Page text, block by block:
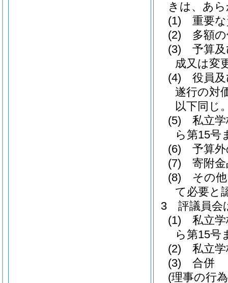
きは、あ
(1)
重要
(2)
多額
(3)
予算
成又は変
(4)
役員
遂行の対
以下同じ
(5)
私立
ら第15号
(6)
予算
(7)
寄附
(8)
その
て必要と
3
評議員会
(1)
私立
ら第15号
(2)
私立
(3)
合併
(理事の行